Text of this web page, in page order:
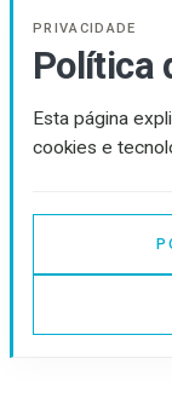
PRIVACIDADE
Política
Esta página
cookies e